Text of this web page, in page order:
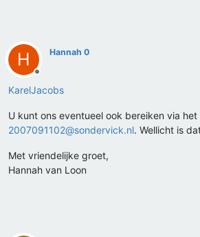
H
Offline
Hannah 0
KarelJacobs
U kunt ons eventueel ook bereiken via het
2007091102@sondervick.nl. Wellicht is
Met vriendelijke groet,
Hannah van Loon